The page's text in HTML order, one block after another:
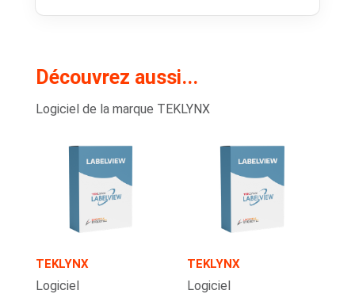
Découvrez aussi...
Logiciel de la marque TEKLYNX
TEKLYNX
Logiciel
TEKLYNX
Logiciel